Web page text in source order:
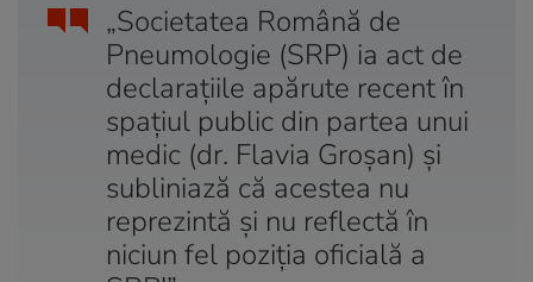
„Societatea Română de
Pneumologie (SRP) ia act de
declarațiile apărute recent în
spațiul public din partea unui
medic (dr. Flavia Groșan) și
subliniază că acestea nu
reprezintă și nu reflectă în
niciun fel poziția oficială a